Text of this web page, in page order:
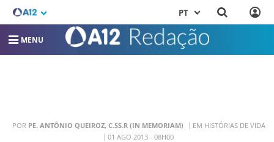
PT
MENU
POR PE. ANTÔNIO QUEIROZ, C.SS.R (IN MEMORIAM)
EM HISTÓRIAS DE VIDA
01 AGO 2013 - 08H00